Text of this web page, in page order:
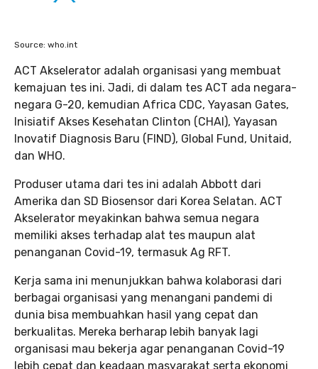
Source: who.int
ACT Akselerator adalah organisasi yang membuat
kemajuan tes ini. Jadi, di dalam tes ACT ada negara-
negara G-20, kemudian Africa CDC, Yayasan Gates,
Inisiatif Akses Kesehatan Clinton (CHAI), Yayasan
Inovatif Diagnosis Baru (FIND), Global Fund, Unitaid,
dan WHO.
Produser utama dari tes ini adalah Abbott dari
Amerika dan SD Biosensor dari Korea Selatan. ACT
Akselerator meyakinkan bahwa semua negara
memiliki akses terhadap alat tes maupun alat
penanganan Covid-19, termasuk Ag RFT.
Kerja sama ini menunjukkan bahwa kolaborasi dari
berbagai organisasi yang menangani pandemi di
dunia bisa membuahkan hasil yang cepat dan
berkualitas. Mereka berharap lebih banyak lagi
organisasi mau bekerja agar penanganan Covid-19
lebih cepat dan keadaan masyarakat serta ekonomi